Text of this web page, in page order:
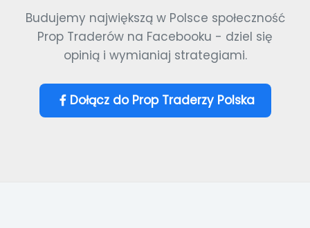
Budujemy największą w Polsce społeczność
Prop Traderów na Facebooku - dziel się
opinią i wymianiaj strategiami.
Dołącz do Prop Traderzy Polska